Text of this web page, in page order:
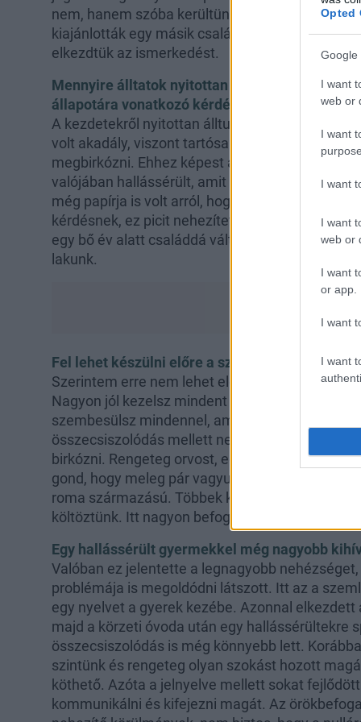
Opted
Google
I want
web or
I want
I want
I want
web or
I want
or app.
I want
I want
nem, hanem szóba kerültünk mi és a később
kiajánlották egy másik családhoz, akik végül
elkezdtük az ismerkedést.
Mennyire álltatok nyitottan a gyermek
állapotára vonatkozó kérdéshez?
A kezdetekről nyitottan álltunk a kérdéshez,
volt akadály, viszont tartósan fennálló
megbirkózni. Ehhez képest a barátkozás során
valójában hallássérült, amit egészen a velünk
még papírja is volt arról, hogy tökéletesen hall.
kérdésnek, ez picit nehezítette az
egy bő év alatt családdá váltunk. Egy évvel
lakunk.
Fel lehet készülni előre a szülői szerepre?
Szerintem erre nem lehet előre teljesen
Nagyon jól kezelsz mindent elméletben, lelkileg
szembesülsz mindennel, amikor ténylegesen
összecsiszolódás mellett nekünk a gyermek
birkózni. Rengeteg orvost, egészségügyi
gond, hogy meleg pár vagyunk, az nagyobb
roma származású. Többek között ez is
költöztünk. Itt nagyon befogadó közeg vesz
Egy hallássérült gyermekkel még nagyobb
Valóban ez jelentette a legnagyobb
problémája is megoldódni látszott. Itt az a
egy nyelvet a gyerek kezébe. Azonnal
majd a körzeti óvoda után egy hallássérültekre
összecsiszolódás is még könnyebb lett.
szintünk és rengeteg olyan szokást hozott
köthető. Azóta a jelnyelve mellett sokat
kommunikálni és kifejezni magát. Az